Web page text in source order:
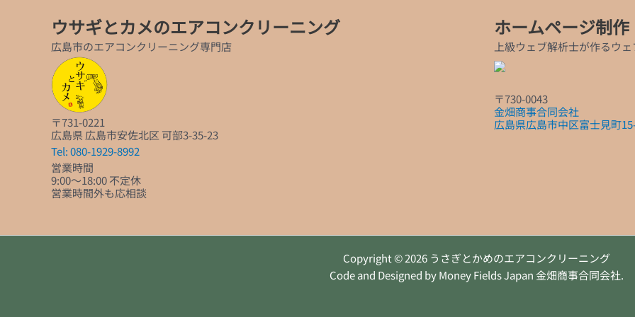
ウサギとカメのエアコンクリーニング
広島市のエアコンクリーニング専門店
〒731-0221
広島県 広島市安佐北区 可部3-35-23
Tel: 080-1929-8992
営業時間
9:00～18:00 不定休
営業時間外も応相談
ホームページ制作
上級ウェブ解析士が作るウ
〒730-0043
金畑商事合同会社
広島県広島市中区富士見町
Copyright © 2026 うさぎとかめのエアコンクリーニング
Code and Designed by Money Fields Japan 金畑商事合同会社.